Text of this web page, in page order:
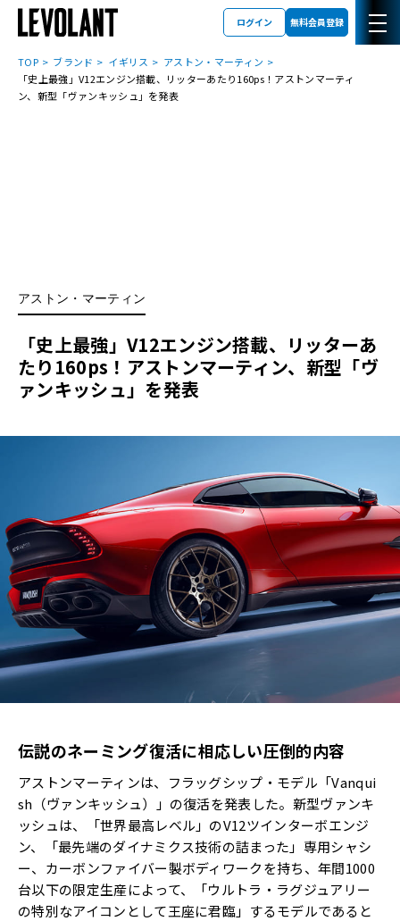
ログイン 無料会員登録
TOP ブランド イギリス
アストン・マーティン
「史上最強」V12エンジン搭載、リッターあたり160ps！アストンマーティ
ン、新型「ヴァンキッシュ」を発表
アストン・マーティン
「史上最強」V12エンジン搭載、リッターあ
たり160ps！アストンマーティン、新型「ヴ
ァンキッシュ」を発表
伝説のネーミング復活に相応しい圧倒的内容
アストンマーティンは、フラッグシップ・モデル「Vanqui
sh（ヴァンキッシュ）」の復活を発表した。新型ヴァンキ
ッシュは、「世界最高レベル」のV12ツインターボエンジ
ン、「最先端のダイナミクス技術の詰まった」専用シャシ
ー、カーボンファイバー製ボディワークを持ち、年間1000
台以下の限定生産によって、「ウルトラ・ラグジュアリー
の特別なアイコンとして王座に君臨」するモデルであると